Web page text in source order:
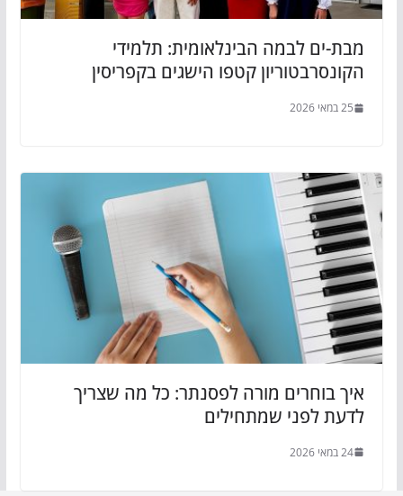
מבת-ים לבמה הבינלאומית: תלמידי
הקונסרבטוריון קטפו הישגים בקפריסין
25 במאי 2026
איך בוחרים מורה לפסנתר: כל מה שצריך
לדעת לפני שמתחילים
24 במאי 2026